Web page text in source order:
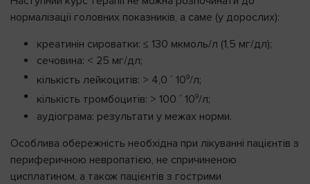
нормалізації головних показників, а саме (у дорослих):
креатинін сироватки: ≤ 130 мкмоль/л (1,5 мг/дл);
сечовина: < 25 мг/дл;
кількість лейкоцитів: > 4,0 ´ 109/л;
кількість тромбоцитів: > 100 ´ 109/л;
аудіограма: результати у межах норми.
Особлива обережність необхідна при лікуванні пацієнтів з
периферичною невропатією, не спричиненою
цисплатином, а також пацієнтів з гострими